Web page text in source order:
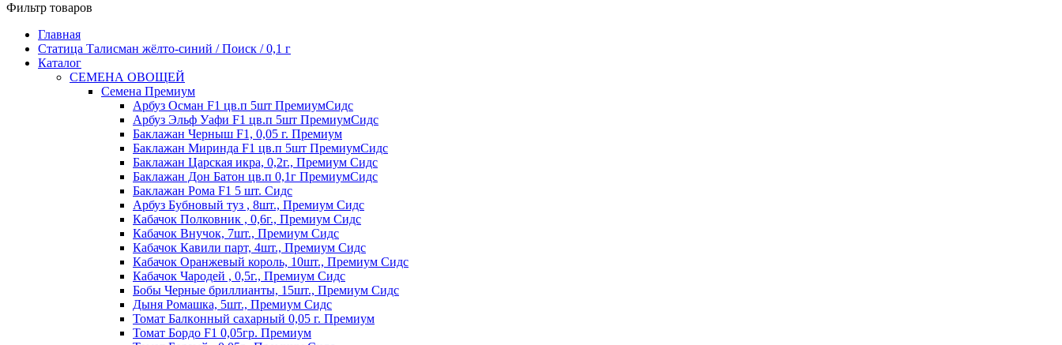
Фильтр товаров
Главная
Статица Талисман жёлто-синий / Поиск / 0,1 г
Каталог
СЕМЕНА ОВОЩЕЙ
Семена Премиум
Арбуз Осман F1 цв.п 5шт ПремиумСидс
Арбуз Эльф Уафи F1 цв.п 5шт ПремиумСидс
Баклажан Черныш F1, 0,05 г. Премиум
Баклажан Миринда F1 цв.п 5шт ПремиумСидс
Баклажан Царская икра, 0,2г., Премиум Сидс
Баклажан Дон Батон цв.п 0,1г ПремиумСидс
Баклажан Рома F1 5 шт. Сидс
Арбуз Бубновый туз , 8шт., Премиум Сидс
Кабачок Полковник , 0,6г., Премиум Сидс
Кабачок Внучок, 7шт., Премиум Сидс
Кабачок Кавили парт, 4шт., Премиум Сидс
Кабачок Оранжевый король, 10шт., Премиум Сидс
Кабачок Чародей , 0,5г., Премиум Сидс
Бобы Черные бриллианты, 15шт., Премиум Сидс
Дыня Ромашка, 5шт., Премиум Сидс
Томат Бaлкoнный caxapный 0,05 г. Пpeмиyм
Томат Бордо F1 0,05гр. Премиум